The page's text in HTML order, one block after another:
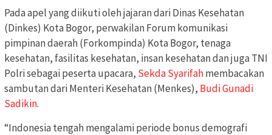
Pada apel yang diikuti oleh jajaran dari Dinas Kesehatan
(Dinkes) Kota Bogor, perwakilan Forum komunikasi
pimpinan daerah (Forkompinda) Kota Bogor, tenaga
kesehatan, fasilitas kesehatan, insan kesehatan dan juga TNI
Polri sebagai peserta upacara, Sekda Syarifahmembacakan
sambutan dari Menteri Kesehatan (Menkes), Budi Gunadi
Sadikin.
“Indonesia tengah mengalami periode bonus demografi